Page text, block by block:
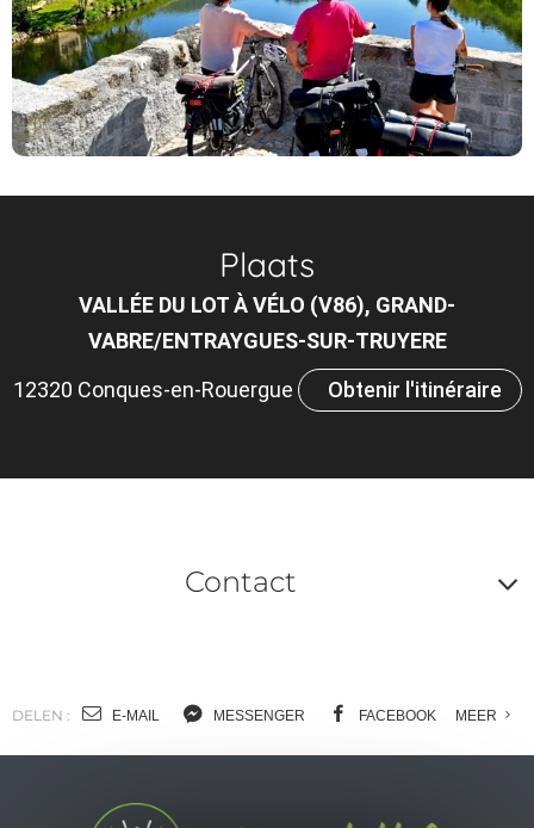
Plaats
VALLÉE DU LOT À VÉLO (V86), GRAND-
VABRE/ENTRAYGUES-SUR-TRUYERE
12320 Conques-en-Rouergue
Obtenir l'itinéraire
Contact
DELEN : E-MAIL MESSENGER FACEBOOK MEER